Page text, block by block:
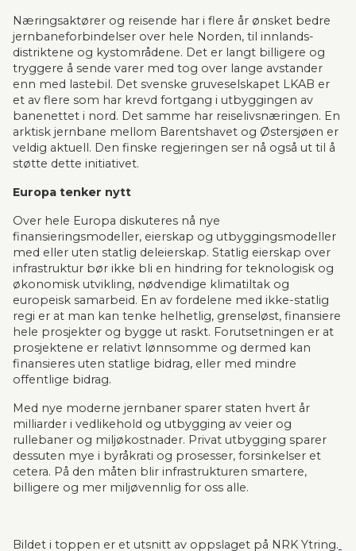
Næringsaktører og reisende har i flere år ønsket bedre
jernbaneforbindelser over hele Norden, til innlands-
distriktene og kystområdene. Det er langt billigere og
tryggere å sende varer med tog over lange avstander
enn med lastebil. Det svenske gruveselskapet LKAB er
et av flere som har krevd fortgang i utbyggingen av
banenettet i nord. Det samme har reiselivsnæringen. En
arktisk jernbane mellom Barentshavet og Østersjøen er
veldig aktuell. Den finske regjeringen ser nå også ut til å
støtte dette initiativet.
Europa tenker nytt
Over hele Europa diskuteres nå nye
finansieringsmodeller, eierskap og utbyggingsmodeller
med eller uten statlig deleierskap. Statlig eierskap over
infrastruktur bør ikke bli en hindring for teknologisk og
økonomisk utvikling, nødvendige klimatiltak og
europeisk samarbeid. En av fordelene med ikke-statlig
regi er at man kan tenke helhetlig, grenseløst, finansiere
hele prosjekter og bygge ut raskt. Forutsetningen er at
prosjektene er relativt lønnsomme og dermed kan
finansieres uten statlige bidrag, eller med mindre
offentlige bidrag.
Med nye moderne jernbaner sparer staten hvert år
milliarder i vedlikehold og utbygging av veier og
rullebaner og miljøkostnader. Privat utbygging sparer
dessuten mye i byråkrati og prosesser, forsinkelser et
cetera. På den måten blir infrastrukturen smartere,
billigere og mer miljøvennlig for oss alle.
Bildet i toppen er et utsnitt av oppslaget på NRK Ytring.